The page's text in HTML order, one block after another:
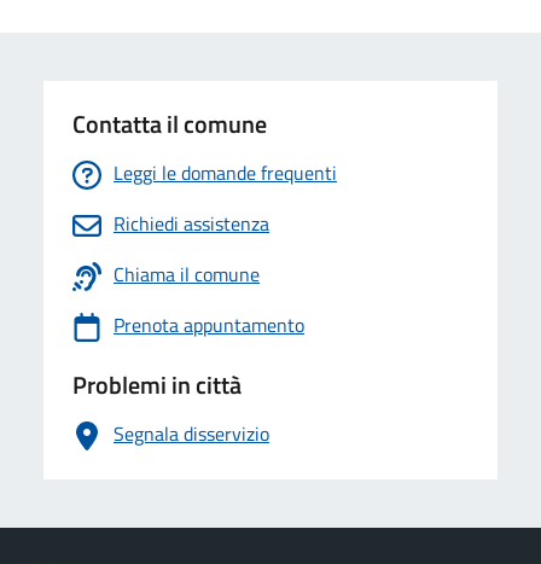
Contatta il comune
Leggi le domande frequenti
Richiedi assistenza
Chiama il comune
Prenota appuntamento
Problemi in città
Segnala disservizio